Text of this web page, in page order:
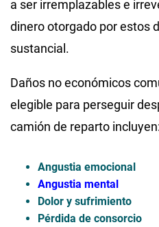
a ser irremplazables e
dinero otorgado por estos
sustancial.
Daños no económicos
elegible para perseguir
camión de reparto incluyen:
Angustia emocional
Angustia mental
Dolor y sufrimiento
Pérdida de consorcio